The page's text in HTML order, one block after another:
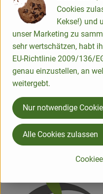
verbrauchen.
Herkunft
Hersteller: Grünland
29410 Salzwedel
Cookies
Kekse!) und
unser Marketing zu
sehr wertschätzen, habt
EU-Richtlinie 2009/136/
genau einzustellen, an
weitergebt.
Nur notwendige
Alle Cookies zulassen